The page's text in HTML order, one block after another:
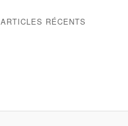
ARTICLES RÉCENTS